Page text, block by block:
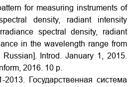
for measuring instruments of
density, radiant intensity
spectral density, radiant
in the wavelength range from
Introd. January 1, 2015.
2016. 10 p.
Государственная система